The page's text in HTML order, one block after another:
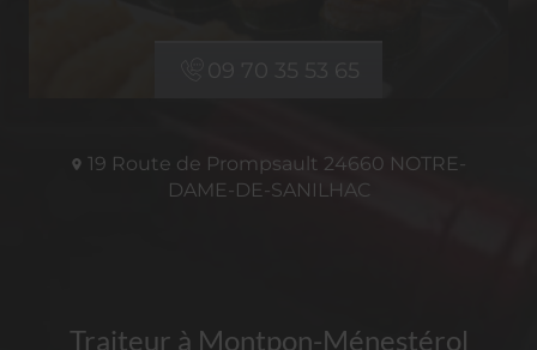
19 Route de Prompsault 24660 NOTRE-
DAME-DE-SANILHAC
09 70 35 53 65
Traiteur à Montpon-Ménestérol